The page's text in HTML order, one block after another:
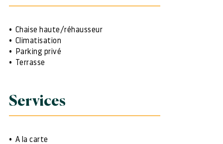
Chaise haute/réhausseur
Climatisation
Parking privé
Terrasse
Services
A la carte